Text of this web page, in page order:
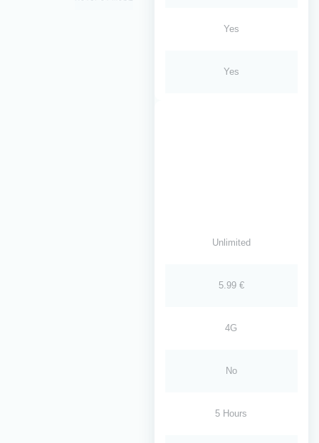
Yes
Yes
Unlimited
5.99 €
4G
No
5 Hours